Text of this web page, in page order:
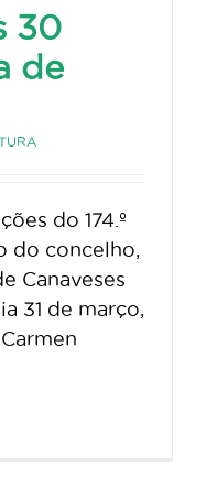
30
de
do 174.º
do concelho,
Canaveses
31 de março,